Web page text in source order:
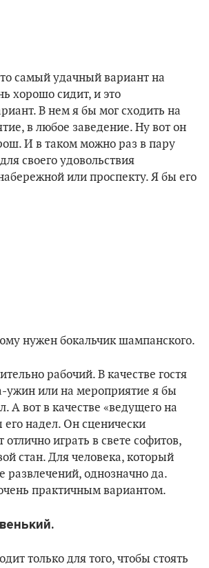
самый удачный вариант на
хорошо сидит, и это
В нем я бы мог сходить на
в любое заведение. Ну вот он
И в таком можно раз в пару
своего удовольствия
или проспекту. Я бы его
нужен бокальчик шампанского.
рабочий. В качестве гостя
ужин или на мероприятие я бы
А вот в качестве «ведущего на
его надел. Он сценически
играть в свете софитов,
стан. Для человека, который
развлечений, однозначно да.
практичным вариантом.
только для того, чтобы стоять